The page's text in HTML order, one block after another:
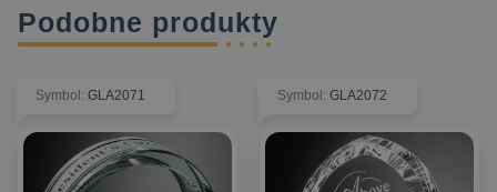
Podobne produkty
Symbol: GLA2071 Symbol: GLA2072